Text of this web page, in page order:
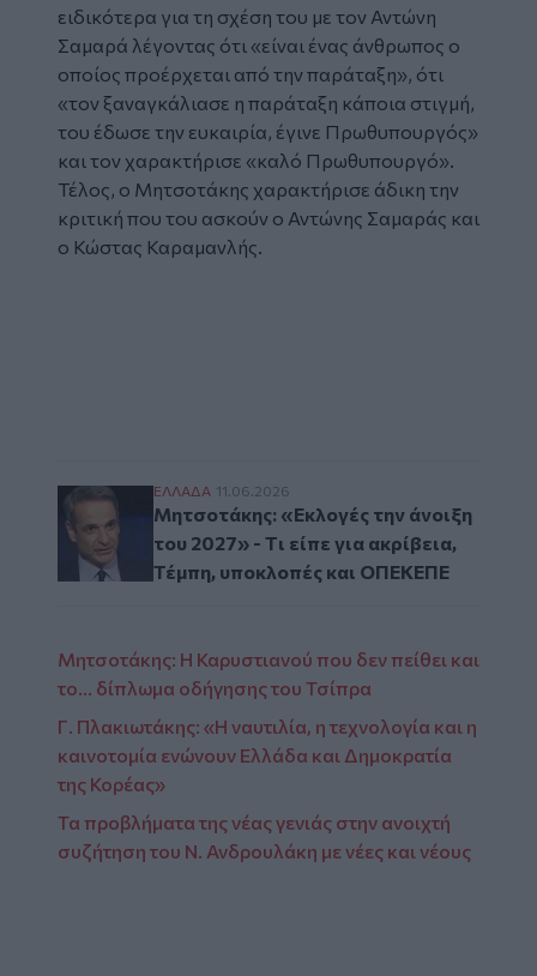
ειδικότερα για τη σχέση του με τον Αντώνη
Σαμαρά λέγοντας ότι «είναι ένας άνθρωπος ο
οποίος προέρχεται από την παράταξη», ότι
«τον ξαναγκάλιασε η παράταξη κάποια στιγμή,
του έδωσε την ευκαιρία, έγινε Πρωθυπουργός»
και τον χαρακτήρισε «καλό Πρωθυπουργό».
Τέλος, ο Μητσοτάκης χαρακτήρισε άδικη την
κριτική που του ασκούν ο Αντώνης Σαμαράς και
ο Κώστας Καραμανλής.
Μητσοτάκης: «Εκλογές την άνοιξη του
ΕΛΛAΔΑ 11.06.2026
Μητσοτάκης: «Εκλογές την άνοιξη
του 2027» - Tι είπε για ακρίβεια,
Τέμπη, υποκλοπές και ΟΠΕΚΕΠΕ
Μητσοτάκης: Η Καρυστιανού που δεν πείθει και
το... δίπλωμα οδήγησης του Τσίπρα
Γ. Πλακιωτάκης: «Η ναυτιλία, η τεχνολογία και η
καινοτομία ενώνουν Ελλάδα και Δημοκρατία
της Κορέας»
Τα προβλήματα της νέας γενιάς στην ανοιχτή
συζήτηση του Ν. Ανδρουλάκη με νέες και νέους